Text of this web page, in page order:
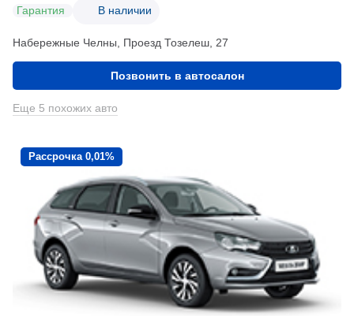
Гарантия В наличии
Набережные Челны, Проезд ​Тозелеш, 27
Позвонить в автосалон
Еще 5 похожих авто
Рассрочка 0,01%